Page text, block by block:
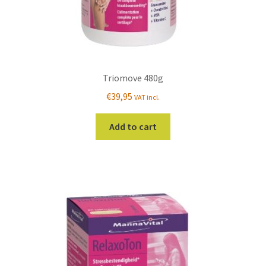
Triomove 480g
€39,95 VAT incl.
Add to cart